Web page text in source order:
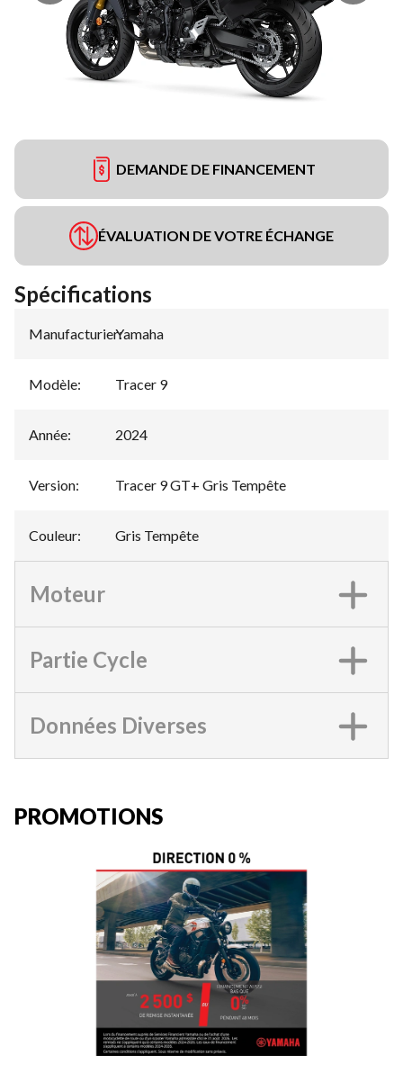
DEMANDE DE FINANCEMENT
ÉVALUATION DE VOTRE ÉCHANGE
Spécifications
Manufacturier:
Yamaha
Modèle: Tracer 9
Année: 2024
Version: Tracer 9 GT+ Gris Tempête
Couleur: Gris Tempête
Moteur
Partie Cycle
Données Diverses
PROMOTIONS